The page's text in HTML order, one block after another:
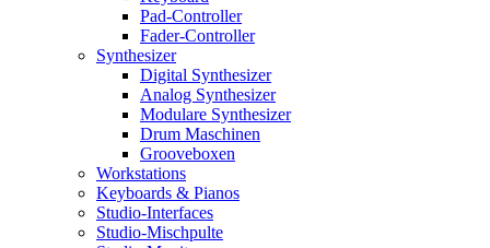
Pad-Controller
Fader-Controller
Synthesizer
Digital Synthesizer
Analog Synthesizer
Modulare Synthesizer
Drum Maschinen
Grooveboxen
Workstations
Keyboards & Pianos
Studio-Interfaces
Studio-Mischpulte